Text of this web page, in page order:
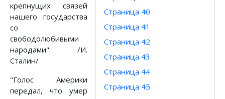
Страница 40
Страница 41
Страница 42
Страница 43
Страница 44
Страница 45
крепнущих связей
нашего государства
со
свободолюбивыми
народами". /И.
Сталин/
"Голос Америки
передал, что умер